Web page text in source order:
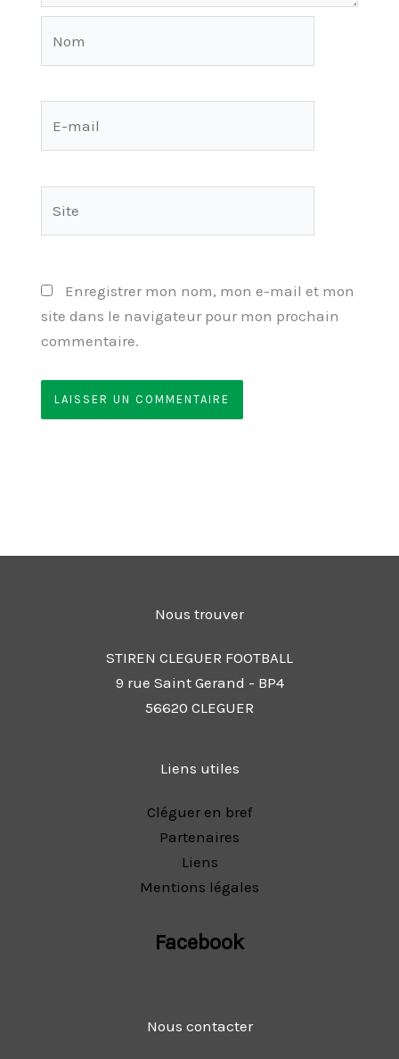
Enregistrer mon nom, mon e-mail et mon
site dans le navigateur pour mon prochain
commentaire.
Nous trouver
STIREN CLEGUER FOOTBALL
9 rue Saint Gerand - BP4
56620 CLEGUER
Liens utiles
Cléguer en bref
Partenaires
Liens
Mentions légales
Facebook
Nous contacter